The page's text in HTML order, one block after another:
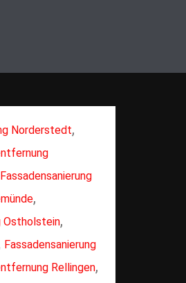
Norderstedt,
Fassadensanierung
,
Ostholstein,
Fassadensanierung
Rellingen,